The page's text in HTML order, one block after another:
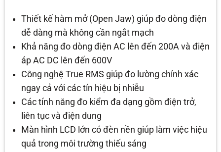
Thiết kế hàm mở (Open Jaw) giúp đo dòng điện
dễ dàng mà không cần ngắt mạch
Khả năng đo dòng điện AC lên đến 200A và điện
áp AC DC lên đến 600V
Công nghệ True RMS giúp đo lường chính xác
ngay cả với các tín hiệu bị nhiễu
Các tính năng đo kiểm đa dạng gồm điện trở,
liên tục và điện dung
Màn hình LCD lớn có đèn nền giúp làm việc hiệu
quả trong môi trường thiếu sáng